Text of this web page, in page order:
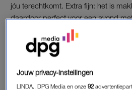
jóu terechtkomt. Extra fijn: het is
daardoor perfect voor een avond
camping, of iemand die snel
Jouw privacy-instellingen
LINDA., DPG Media en onze92